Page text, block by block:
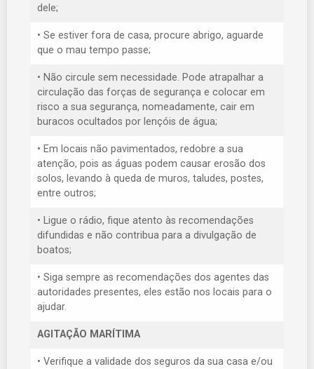
dele;
• Se estiver fora de casa, procure abrigo, aguarde
que o mau tempo passe;
• Não circule sem necessidade. Pode atrapalhar a
circulação das forças de segurança e colocar em
risco a sua segurança, nomeadamente, cair em
buracos ocultados por lençóis de água;
• Em locais não pavimentados, redobre a sua
atenção, pois as águas podem causar erosão dos
solos, levando à queda de muros, taludes, postes,
entre outros;
• Ligue o rádio, fique atento às recomendações
difundidas e não contribua para a divulgação de
boatos;
• Siga sempre as recomendações dos agentes das
autoridades presentes, eles estão nos locais para o
ajudar.
AGITAÇÃO MARÍTIMA
• Verifique a validade dos seguros da sua casa e/ou